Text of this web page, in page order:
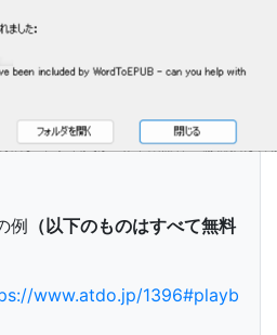
例 （以下のものはすべて無料
www.atdo.jp/1396#playb